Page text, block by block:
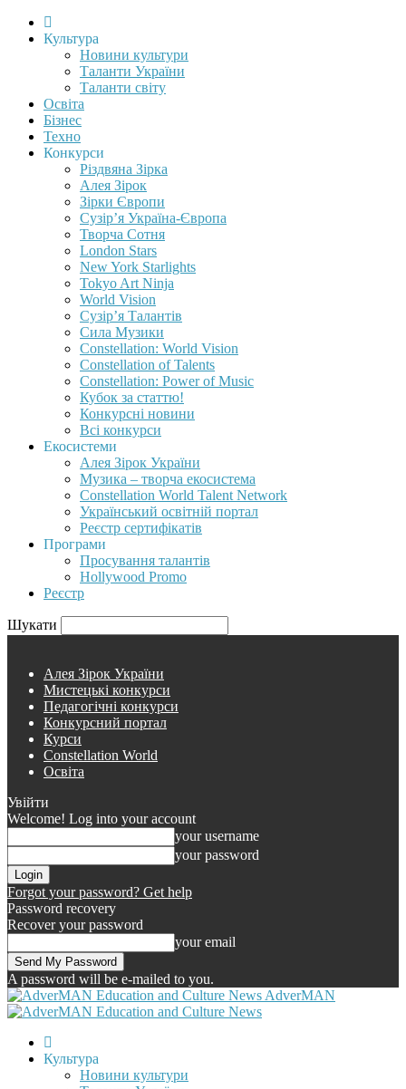
Культура
Новини культури
Таланти України
Таланти світу
Освіта
Бізнес
Техно
Конкурси
Різдвяна Зірка
Алея Зірок
Зірки Європи
Сузір’я Україна-Європа
Творча Сотня
London Stars
New York Starlights
Tokyo Art Ninja
World Vision
Сузір’я Талантів
Сила Музики
Constellation: World Vision
Constellation of Talents
Constellation: Power of Music
Кубок за статтю!
Конкурсні новини
Всі конкурси
Екосистеми
Алея Зірок України
Музика – творча екосистема
Constellation World Talent Network
Український освітній портал
Реєстр сертифікатів
Програми
Просування талантів
Hollywood Promo
Реєстр
Шукати
Алея Зірок України
Мистецькі конкурси
Педагогічні конкурси
Конкурсний портал
Курси
Constellation World
Освіта
Увійти
Welcome! Log into your account
your username
your password
Forgot your password? Get help
Password recovery
Recover your password
your email
A password will be e-mailed to you.
AdverMAN
Культура
Новини культури